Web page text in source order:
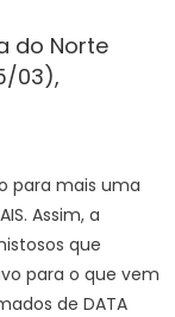
do Norte
03),
para mais uma
Assim, a
que
para o que vem
de DATA